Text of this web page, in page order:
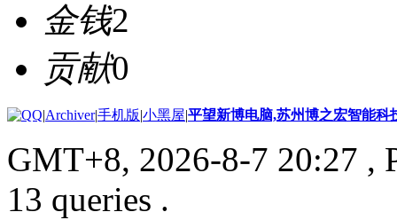
金钱2
贡献0
|Archiver|手机版|小黑屋|平望新博电脑,苏州博之宏智能科
GMT+8, 2026-8-7 20:27 ,
13 queries .